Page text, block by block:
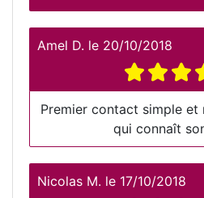
Amel D. le 20/10/2018
Premier contact simple
qui connaît
Nicolas M. le 17/10/2018